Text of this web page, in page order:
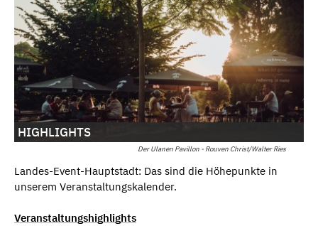
Der Ulanen Pavillon - Rouven Christ/Walter Ries
HIGHLIGHTS
Landes-Event-Hauptstadt: Das sind die Höhepunkte in
unserem Veranstaltungskalender.
Veranstaltungshighlights